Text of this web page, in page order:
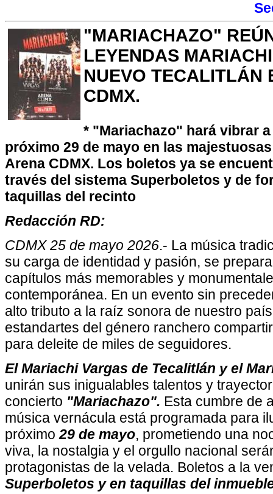
"MARIACHAZO"
LEYENDAS
NUEVO TECALITLÁN
CDMX.
* "Mariachazo" hará vibrar
próximo 29 de mayo en las
Arena CDMX. Los boletos ya se
través del sistema Superboletos y de
taquillas del recinto
Redacción RD:
CDMX 25 de mayo 2026.- La música
su carga de identidad y pasión, se
capítulos más memorables y
contemporánea. En un evento sin
alto tributo a la raíz sonora de nuestro
estandartes del género ranchero
para deleite de miles de seguidores.
El Mariachi Vargas de Tecalitlán y el
unirán sus inigualables talentos y
concierto "Mariachazo". Esta cumbre de
música vernácula está programada para
próximo 29 de mayo, prometiendo una
viva, la nostalgia y el orgullo nacional
protagonistas de la velada. Boletos a la
Superboletos y en taquillas del